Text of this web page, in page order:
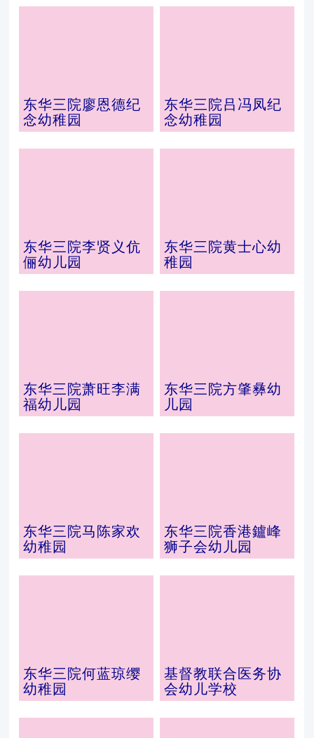
东华三院廖恩德纪
念幼稚园
东华三院吕冯凤纪
念幼稚园
东华三院李贤义伉
俪幼儿园
东华三院黄士心幼
稚园
东华三院萧旺李满
福幼儿园
东华三院方肇彝幼
儿园
东华三院马陈家欢
幼稚园
东华三院香港鑪峰
狮子会幼儿园
东华三院何蓝琼缨
幼稚园
基督教联合医务协
会幼儿学校